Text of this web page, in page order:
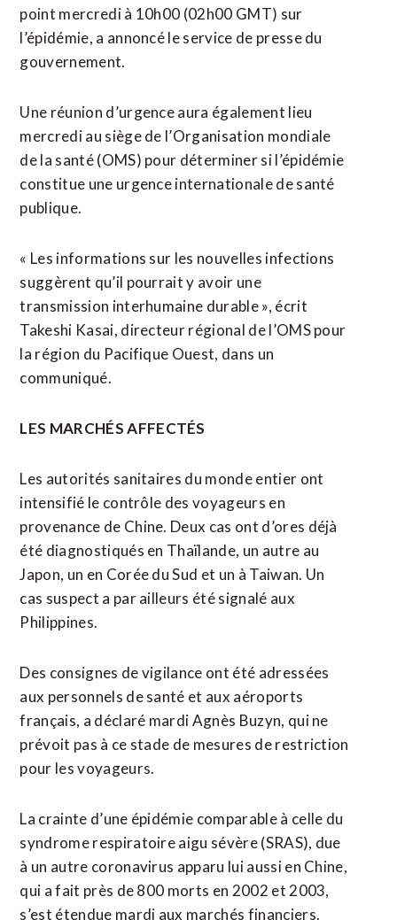
point mercredi à 10h00 (02h00 GMT) sur
l’épidémie, a annoncé le service de presse du
gouvernement.
Une réunion d’urgence aura également lieu
mercredi au siège de l’Organisation mondiale
de la santé (OMS) pour déterminer si l’épidémie
constitue une urgence internationale de santé
publique.
« Les informations sur les nouvelles infections
suggèrent qu’il pourrait y avoir une
transmission interhumaine durable », écrit
Takeshi Kasai, directeur régional de l’OMS pour
la région du Pacifique Ouest, dans un
communiqué.
LES MARCHÉS AFFECTÉS
Les autorités sanitaires du monde entier ont
intensifié le contrôle des voyageurs en
provenance de Chine. Deux cas ont d’ores déjà
été diagnostiqués en Thaïlande, un autre au
Japon, un en Corée du Sud et un à Taiwan. Un
cas suspect a par ailleurs été signalé aux
Philippines.
Des consignes de vigilance ont été adressées
aux personnels de santé et aux aéroports
français, a déclaré mardi Agnès Buzyn, qui ne
prévoit pas à ce stade de mesures de restriction
pour les voyageurs.
La crainte d’une épidémie comparable à celle du
syndrome respiratoire aigu sévère (SRAS), due
à un autre coronavirus apparu lui aussi en Chine,
qui a fait près de 800 morts en 2002 et 2003,
s’est étendue mardi aux marchés financiers.